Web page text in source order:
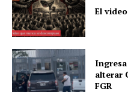
El
alterar
FGR